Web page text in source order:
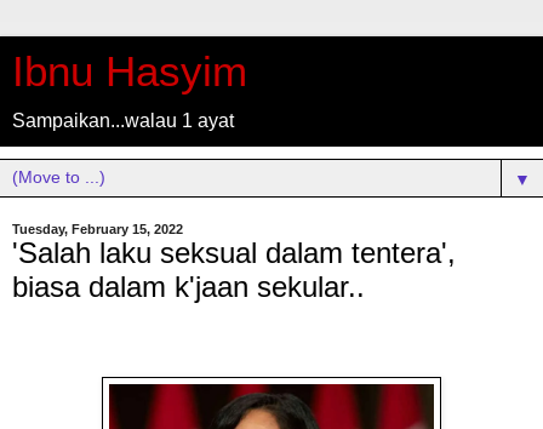
Ibnu Hasyim
Sampaikan...walau 1 ayat
▼
Tuesday, February 15, 2022
'Salah laku seksual dalam tentera',
biasa dalam k'jaan sekular..